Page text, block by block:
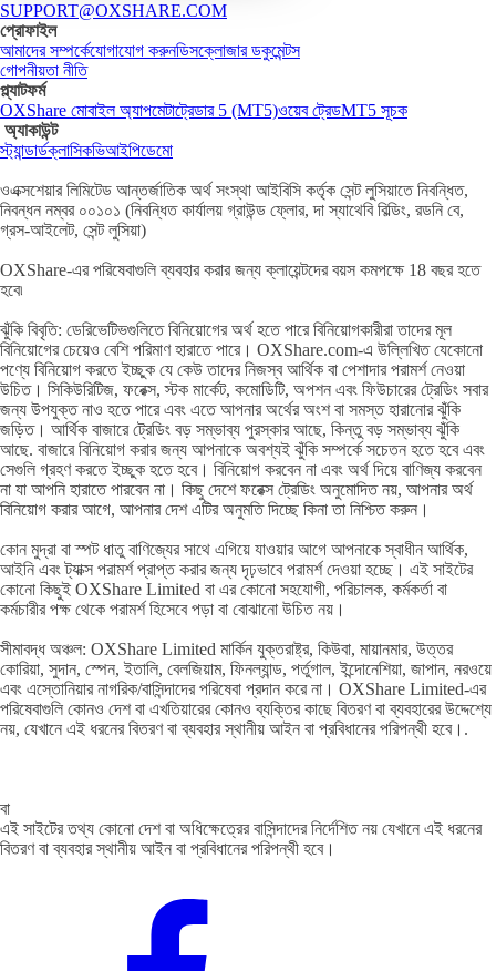
SUPPORT@OXSHARE.COM
প্রোফাইল
আমাদের সম্পর্কেযোগাযোগ করুনডিসক্লোজার ডকুমেন্টস
গোপনীয়তা নীতি
প্ল্যাটফর্ম
OXShare মোবাইল অ্যাপমেটাট্রেডার 5 (MT5)ওয়েব ট্রেডMT5 সূচক
অ্যাকাউন্ট
স্ট্যান্ডার্ডক্লাসিকভিআইপিডেমো
ওএক্সশেয়ার লিমিটেড আন্তর্জাতিক অর্থ সংস্থা আইবিসি কর্তৃক সেন্ট লুসিয়াতে নিবন্ধিত,
নিবন্ধন নম্বর ০০১০১ (নিবন্ধিত কার্যালয় গ্রাউন্ড ফ্লোর, দা স্যাথেবি বিল্ডিং, রডনি বে,
গ্রস-আইলেট, সেন্ট লুসিয়া)
OXShare-এর পরিষেবাগুলি ব্যবহার করার জন্য ক্লায়েন্টদের বয়স কমপক্ষে 18 বছর হতে
হবে৷
ঝুঁকি বিবৃতি: ডেরিভেটিভগুলিতে বিনিয়োগের অর্থ হতে পারে বিনিয়োগকারীরা তাদের মূল
বিনিয়োগের চেয়েও বেশি পরিমাণ হারাতে পারে। OXShare.com-এ উল্লিখিত যেকোনো
পণ্যে বিনিয়োগ করতে ইচ্ছুক যে কেউ তাদের নিজস্ব আর্থিক বা পেশাদার পরামর্শ নেওয়া
উচিত। সিকিউরিটিজ, ফরেক্স, স্টক মার্কেট, কমোডিটি, অপশন এবং ফিউচারের ট্রেডিং সবার
জন্য উপযুক্ত নাও হতে পারে এবং এতে আপনার অর্থের অংশ বা সমস্ত হারানোর ঝুঁকি
জড়িত। আর্থিক বাজারে ট্রেডিং বড় সম্ভাব্য পুরস্কার আছে, কিন্তু বড় সম্ভাব্য ঝুঁকি
আছে. বাজারে বিনিয়োগ করার জন্য আপনাকে অবশ্যই ঝুঁকি সম্পর্কে সচেতন হতে হবে এবং
সেগুলি গ্রহণ করতে ইচ্ছুক হতে হবে। বিনিয়োগ করবেন না এবং অর্থ দিয়ে বাণিজ্য করবেন
না যা আপনি হারাতে পারবেন না। কিছু দেশে ফরেক্স ট্রেডিং অনুমোদিত নয়, আপনার অর্থ
বিনিয়োগ করার আগে, আপনার দেশ এটির অনুমতি দিচ্ছে কিনা তা নিশ্চিত করুন।
কোন মুদ্রা বা স্পট ধাতু বাণিজ্যের সাথে এগিয়ে যাওয়ার আগে আপনাকে স্বাধীন আর্থিক,
আইনি এবং ট্যাক্স পরামর্শ প্রাপ্ত করার জন্য দৃঢ়ভাবে পরামর্শ দেওয়া হচ্ছে। এই সাইটের
কোনো কিছুই OXShare Limited বা এর কোনো সহযোগী, পরিচালক, কর্মকর্তা বা
কর্মচারীর পক্ষ থেকে পরামর্শ হিসেবে পড়া বা বোঝানো উচিত নয়।
সীমাবদ্ধ অঞ্চল: OXShare Limited মার্কিন যুক্তরাষ্ট্র, কিউবা, মায়ানমার, উত্তর
কোরিয়া, সুদান, স্পেন, ইতালি, বেলজিয়াম, ফিনল্যান্ড, পর্তুগাল, ইন্দোনেশিয়া, জাপান, নরওয়ে
এবং এস্তোনিয়ার নাগরিক/বাসিন্দাদের পরিষেবা প্রদান করে না। OXShare Limited-এর
পরিষেবাগুলি কোনও দেশ বা এখতিয়ারের কোনও ব্যক্তির কাছে বিতরণ বা ব্যবহারের উদ্দেশ্যে
নয়, যেখানে এই ধরনের বিতরণ বা ব্যবহার স্থানীয় আইন বা প্রবিধানের পরিপন্থী হবে।.
বা
এই সাইটের তথ্য কোনো দেশ বা অধিক্ষেত্রের বাসিন্দাদের নির্দেশিত নয় যেখানে এই ধরনের
বিতরণ বা ব্যবহার স্থানীয় আইন বা প্রবিধানের পরিপন্থী হবে।